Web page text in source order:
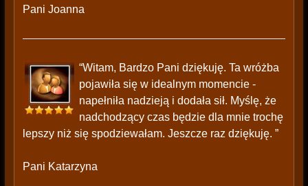
Pani Joanna
“Witam, Bardzo Pani dziękuję. Ta wróżba
pojawiła się w idealnym momencie -
napełniła nadzieją i dodała sił. Myślę, że
nadchodzący czas będzie dla mnie trochę
lepszy niż się spodziewałam. Jeszcze raz dziękuję. ”
Pani Katarzyna